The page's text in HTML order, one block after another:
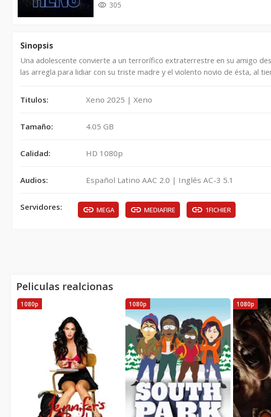
305
Sinopsis
Una adolescente convierte a un terrorífico extraterrestre en su amigo
las arregla para lidiar con su triste madre y el violento novio de ésta, al
Titulos: Xeno 2025 | Xeno
Tamaño: 4.05 GB
Calidad: HD 1080p
Audios: Español Latino AAC 2.0 | Inglés AC-3 5.1
Servidores: MEGA MEDIAFIRE 1FICHIER
Peliculas realcionas
1080p 1080p 1080p